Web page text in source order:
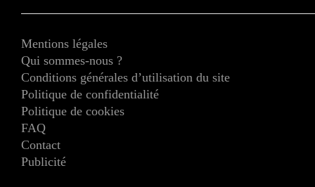
Mentions légales
Qui sommes-nous ?
Conditions générales d’utilisation du site
Politique de confidentialité
Politique de cookies
FAQ
Contact
Publicité